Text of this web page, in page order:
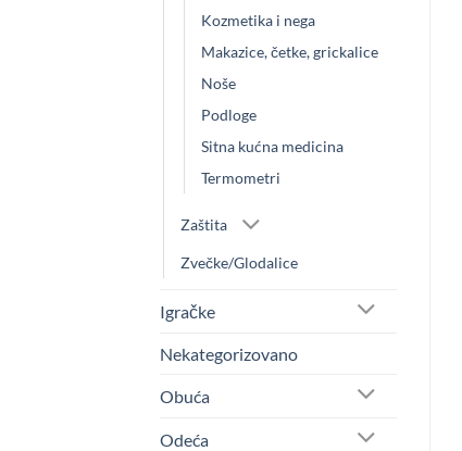
Kozmetika i nega
Makazice, četke, grickalice
Noše
Podloge
Sitna kućna medicina
Termometri
Zaštita
Zvečke/Glodalice
Igračke
Nekategorizovano
Obuća
Odeća